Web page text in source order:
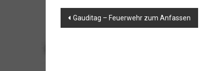
Beitragsnavigation
Gauditag – Feuerwehr zum Anfassen